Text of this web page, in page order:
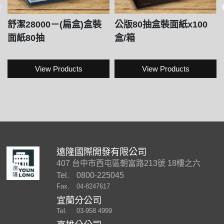
舒潔28000－(扁盒)盒裝
面紙80抽
View Products
公版80抽盒裝面紙x100
盒/箱
View Products
遠隆國際開發有限公司
407 台中市西屯區朝富路213號 18樓之六
Tel.
0800-225045
Fax. 04-8247617
宜蘭分公司
Tel. 03-958 4999